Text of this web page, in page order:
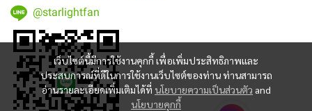
เว็บไซต์นี้มีการใช้งานคุกกี้ เพื่อเพิ่มประสิทธิภาพและ
ประสบการณ์ที่ดีในการใช้งานเว็บไซต์ของท่าน ท่านสามารถ
อ่านรายละเอียดเพิ่มเติมได้ที่ นโยบายความเป็นส่วนตัว and
นโยบายคุกกี้
@starlightfan